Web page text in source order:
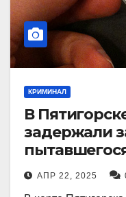
КРИМИНАЛ
В
задержали
АПР 22, 2025